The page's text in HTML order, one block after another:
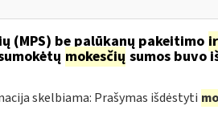
(MPS) be palūkanų pakeitimo ir
mokesčių sumos buvo
skelbiama: Prašymas išdėstyti